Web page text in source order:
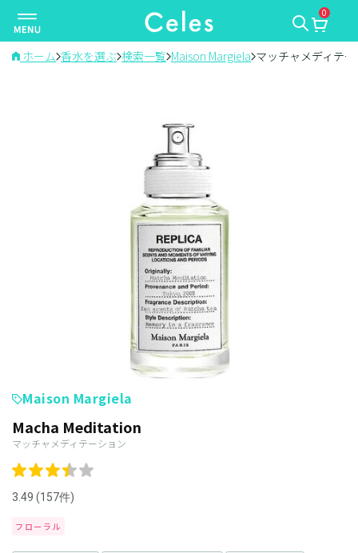
ナ
ビ
ゲ
0
ホーム 香水を選ぶ 検索一覧 Maison Margiela マッチャメディテ
Maison Margiela
Macha Meditation
マッチャメディテーション
3.49 (157件)
フローラル